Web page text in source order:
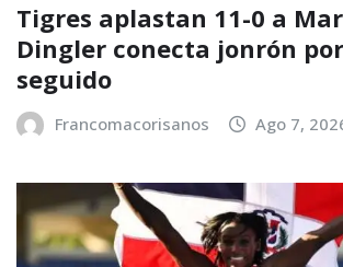
Tigres aplastan 11-0 a
Dingler conecta jonrón
seguido
Francomacorisanos Ago 7,